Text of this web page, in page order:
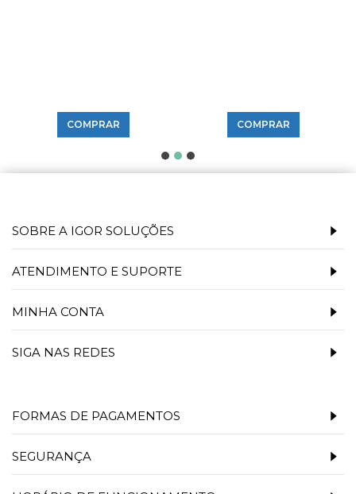
COMPRAR COMPRAR
SOBRE A IGOR SOLUÇÕES
ATENDIMENTO E SUPORTE
MINHA CONTA
SIGA NAS REDES
FORMAS DE PAGAMENTOS
SEGURANÇA